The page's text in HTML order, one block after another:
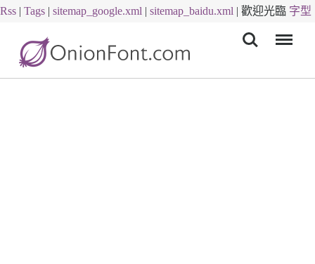
Rss | Tags | sitemap_google.xml | sitemap_baidu.xml | 歡迎光臨 字型